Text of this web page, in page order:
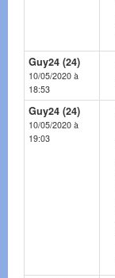
Guy24 (24)
10/05/2020 à
18:53
Guy24 (24)
10/05/2020 à
19:03